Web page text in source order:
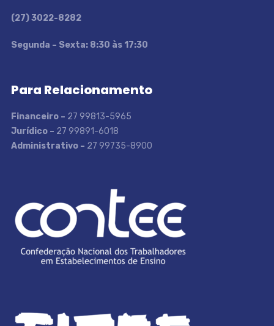
(27) 3022-8282
Segunda – Sexta: 8:30 às 17:30
Para Relacionamento
Financeiro – 27 99813-5965
Jurídico – 27 99891-6018
Administrativo – 27 99735-8900